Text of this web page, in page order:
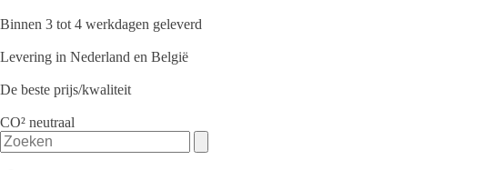
Binnen 3 tot 4 werkdagen geleverd
Levering in Nederland en België
De beste prijs/kwaliteit
CO² neutraal
Zoeken
naar: